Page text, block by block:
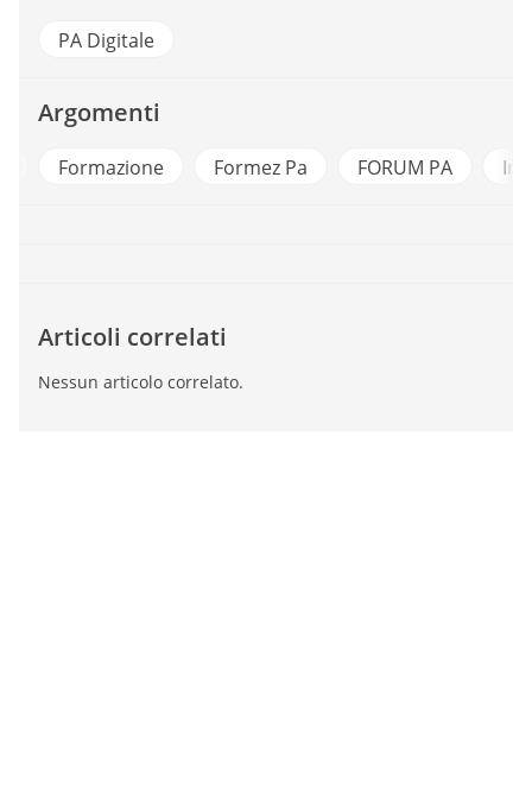
PA Digitale
Argomenti
Formazione Formez Pa FORUM PA
Articoli correlati
Nessun articolo correlato.